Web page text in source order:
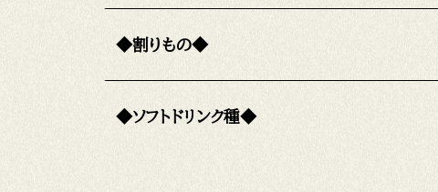
◆割りもの◆
◆ソフトドリンク種◆